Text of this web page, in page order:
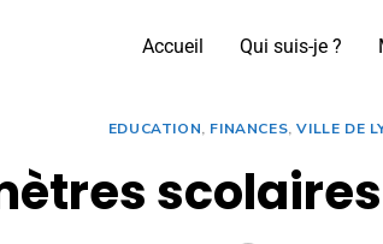
Accueil Qui suis-je ?
EDUCATION, FINANCES,VILLE DE